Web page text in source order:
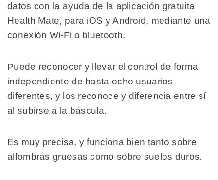
datos con la ayuda de la aplicación gratuita
Health Mate, para iOS y Android, mediante una
conexión Wi-Fi o bluetooth.
Puede reconocer y llevar el control de forma
independiente de hasta ocho usuarios
diferentes, y los reconoce y diferencia entre sí
al subirse a la báscula.
Es muy precisa, y funciona bien tanto sobre
alfombras gruesas como sobre suelos duros.